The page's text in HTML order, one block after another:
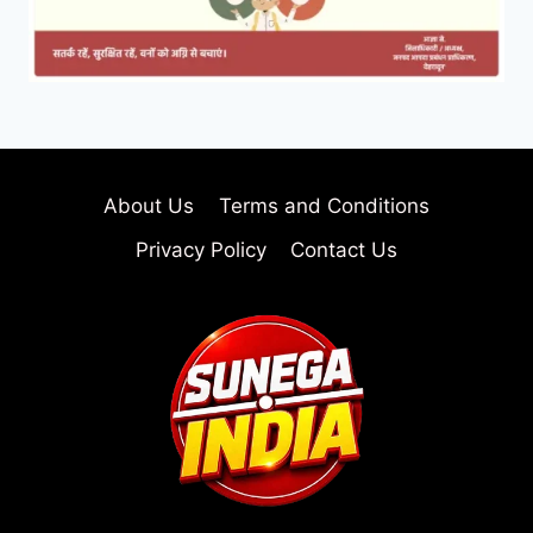
About Us
Terms and Conditions
Privacy Policy
Contact Us